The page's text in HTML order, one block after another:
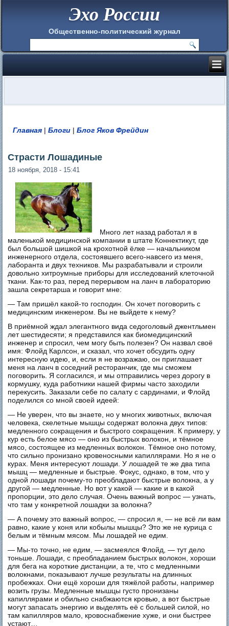
Эхо России
Общественно-политический журнал
Вы здесь
Главная |Блоги |Блог Яков Фрейдин
Страсти Лошадиные
18 ноября, 2018 - 15:41
Много лет назад работал я в
маленькой медицинской компании в штате Коннектикут, где
был большой шишкой на крохотной ёлке — начальником
инженерного отдела, состоявшего всего-навсего из меня,
лаборанта и двух техников. Мы разрабатывали и строили
довольно хитроумные приборы для исследований клеточной
ткани. Как-то раз, перед перерывом на ланч в лабораторию
зашла секретарша и говорит мне:
— Там пришёл какой-то господин. Он хочет поговорить с
медицинским инженером. Вы не выйдете к нему?
В приёмной ждал элегантного вида седоголовый джентльмен
лет шестидесяти; я представился как биомедицинский
инженер и спросил, чем могу быть полезен? Он назвал своё
имя: Флойд Карлсон, и сказал, что хочет обсудить одну
интересную идею, и, если я не возражаю, он приглашает
меня на ланч в соседний ресторанчик, где мы сможем
поговорить. Я согласился, и мы отправились через дорогу в
кормушку, куда работники нашей фирмы часто заходили
перекусить. Заказали себе по салату с сардинами, и Флойд
поделился со мной своей идеей:
— Не уверен, что вы знаете, но у многих животных, включая
человека, скелетные мышцы содержат волокна двух типов:
медленного сокращения и быстрого сокращения. К примеру, у
кур есть белое мясо — оно из быстрых волокон, и тёмное
мясо, состоящее из медленных волокон. Тёмное оно потому,
что сильно пронизано кровеносными капиллярами. Но я не о
курах. Меня интересуют лошади. У лошадей те же два типа
мышц — медленные и быстрые. Фокус, однако, в том, что у
одной лошади почему-то преобладают быстрые волокна, а у
другой — медленные. Но вот у какой — какие и в какой
пропорции, это дело случая. Очень важный вопрос — узнать,
что там у конкретной лошадки за волокна?
— А почему это важный вопрос, — спросил я, — не всё ли вам
равно, какие у коня или кобылы мышцы? Это же не курица с
белым и тёмным мясом. Мы лошадей не едим.
— Мы-то точно, не едим, — засмеялся Флойд, — тут дело
тоньше. Лошади, с преобладанием быстрых волокон, хороши
для бега на короткие дистанции, а те, что с медленными
волокнами, показывают лучше результаты на длинных
пробежках. Они ещё хороши для тяжёлой работы, например
возить грузы. Медленные мышцы густо пронизаны
капиллярами и обильно снабжаются кровью, а вот быстрые
могут запасать энергию и выделять её с большей силой, но
там капилляров мало, кровоснабжение хуже, и они быстрее
устают…